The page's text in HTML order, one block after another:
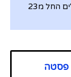
מבחר מנות פסטה מחומרים גלם מעולים החל מ23
פסטה